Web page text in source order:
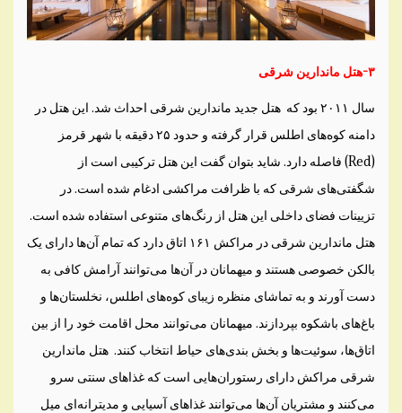
۳-هتل ماندارین شرقی
سال ۲۰۱۱ بود که هتل جدید ماندارین شرقی احداث شد. این هتل در
دامنه کوه‌های اطلس قرار گرفته و حدود ۲۵ دقیقه با شهر قرمز
(Red) فاصله دارد. شاید بتوان گفت این هتل ترکیبی است از
شگفتی‌های شرقی که با ظرافت مراکشی ادغام شده است. در
تزیینات فضای داخلی این هتل از رنگ‌های متنوعی استفاده شده است.
هتل ماندارین شرقی در مراکش ۱۶۱ اتاق دارد که تمام آن‌ها دارای یک
بالکن خصوصی هستند و میهمانان در آن‌ها می‌توانند آرامش کافی به
دست آورند و به تماشای منظره زیبای کوه‌های اطلس، نخلستان‌ها و
باغ‌های باشکوه بپردازند. میهمانان می‌‌توانند محل اقامت خود را از بین
اتاق‌ها، سوئیت‌ها و بخش بندی‌های حیاط انتخاب کنند. هتل ماندارین
شرقی مراکش دارای رستوران‌هایی است که غذاهای سنتی سرو
می‌کنند و مشتریان آن‌ها می‌توانند غذاهای آسیایی و مدیترانه‌ای میل